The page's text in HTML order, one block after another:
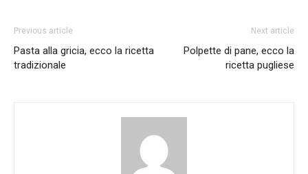
Previous article
Pasta alla gricia, ecco la ricetta
tradizionale
Next article
Polpette di pane, ecco la
ricetta pugliese